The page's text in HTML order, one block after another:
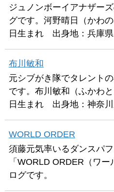
ジュノンボーイアナザー
グです。河野晴日（かわ
日生まれ 出身地：兵庫
布川敏和
元シブがき隊でタレント
です。布川敏和（ふかわ
日生まれ 出身地：神奈
WORLD ORDER
須藤元気率いるダンスパ
「WORLD ORDER（ワ
ログです。